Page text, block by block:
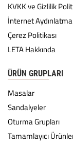
KVKK ve Gizlilik
İnternet Aydınlatma
Çerez Politikası
LETA Hakkında
ÜRÜN GRUPLARI
Masalar
Sandalyeler
Oturma Grupları
Tamamlayıcı